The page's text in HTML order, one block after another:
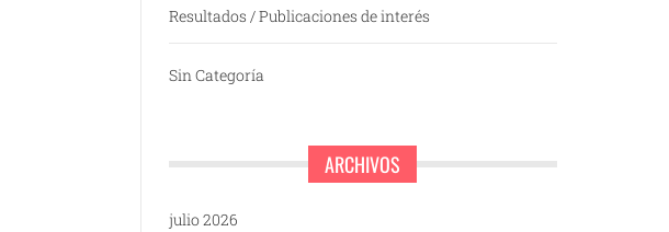
Resultados / Publicaciones de interés
Sin Categoría
ARCHIVOS
julio 2026